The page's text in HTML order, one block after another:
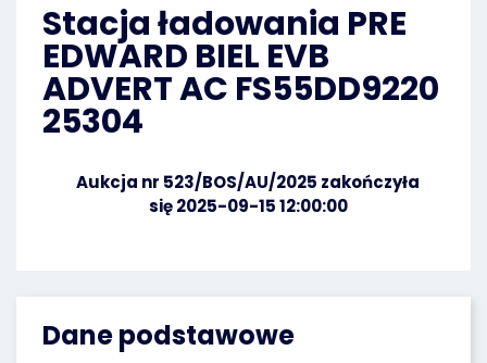
Dane podstawowe
Stacja ładowania PRE
EDWARD BIEL EVB
ADVERT AC FS55DD9220
25304
Aukcja nr 523/BOS/AU/2025 zakończyła
się 2025-09-15 12:00:00